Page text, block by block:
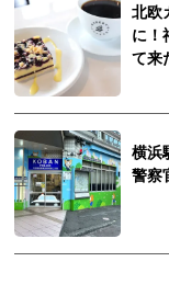
北欧
に！
て来
横浜
警察